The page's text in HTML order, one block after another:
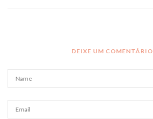
DEIXE UM COMENTÁRIO